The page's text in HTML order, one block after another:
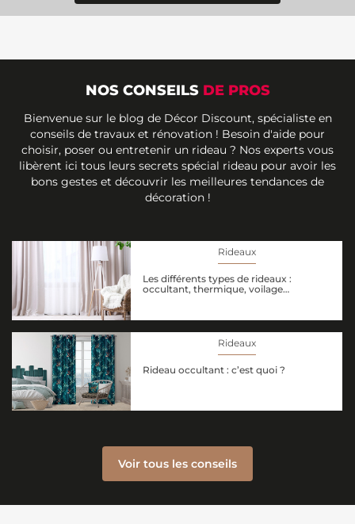
NOS CONSEILS DE PROS
Bienvenue sur le blog de Décor Discount, spécialiste en
conseils de travaux et rénovation ! Besoin d'aide pour
choisir, poser ou entretenir un rideau ? Nos experts vous
libèrent ici tous leurs secrets spécial rideau pour avoir les
bons gestes et découvrir les meilleures tendances de
décoration !
Rideaux
Les différents types de rideaux :
occultant, thermique, voilage…
Rideaux
Rideau occultant : c’est quoi ?
Voir tous les conseils